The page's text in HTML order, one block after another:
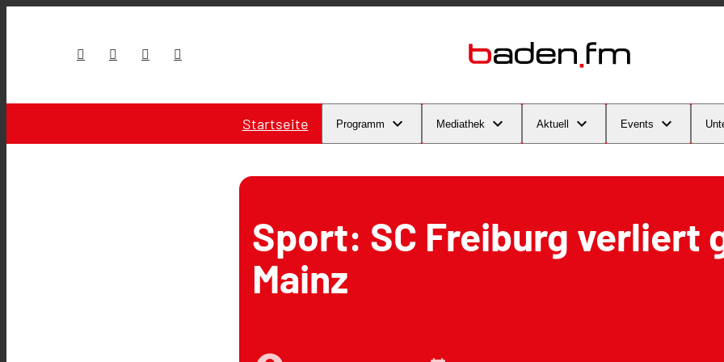
Startseite Programm Mediathek Aktuell Events
Sport: SC Freiburg verliert
Mainz